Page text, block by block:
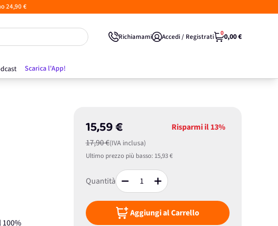
24,90 €
Scarica l'App!
Richiamami Accedi / Registrati 00,00 €
15,59 €
17,90 €(IVA inclusa)
Risparmi il13%
Ultimo prezzo più basso: 15,93 €
Quantità
Aggiungi al Carrello
100%